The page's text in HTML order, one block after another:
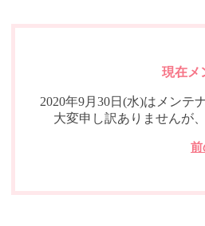
現在メ
2020年9月30日(水)はメンテ
大変申し訳ありませんが
前